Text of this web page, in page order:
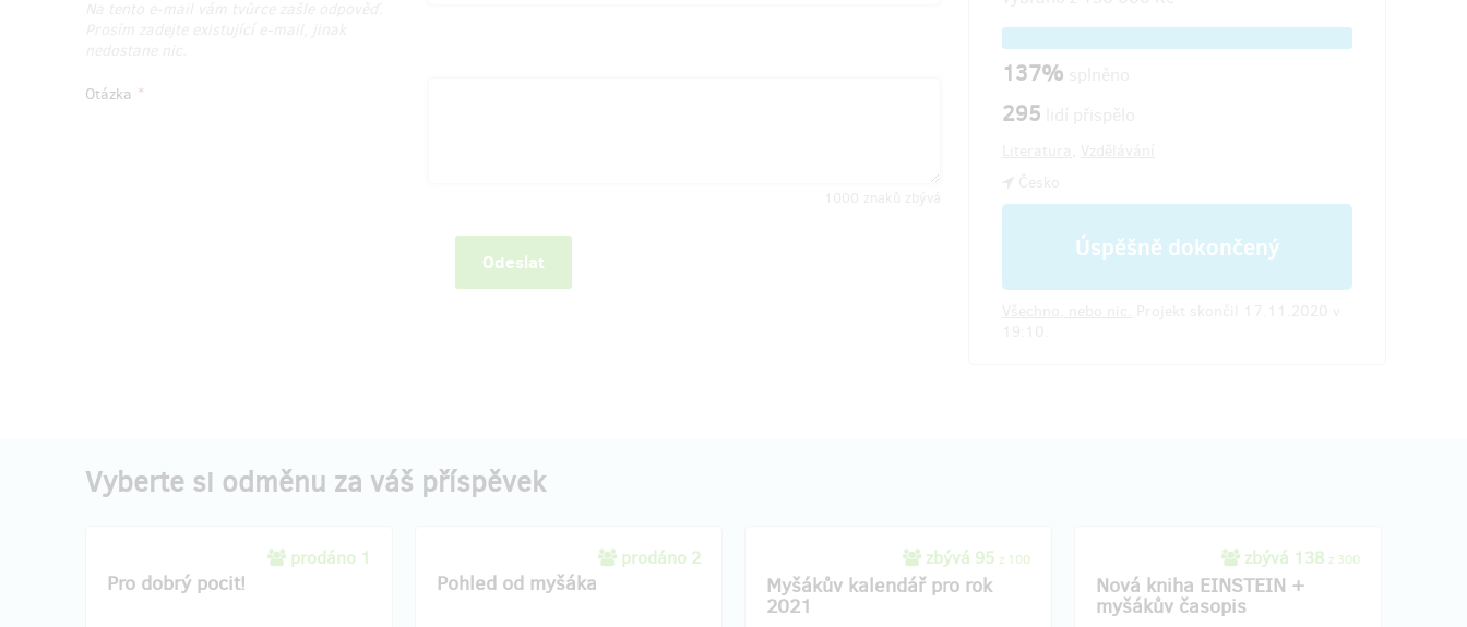
Otázka
Odeslat
137%
295
Úspěšně dokončený
Vyberte si odměnu za váš příspěvek
prodáno 1
Pro dobrý pocit!
prodáno 2
Pohled od myšáka
zbývá 95 z 100
Myšákův kalendář pro rok
2021
zbývá 138 z 300
Nová kniha EINSTEIN +
myšákův časopis